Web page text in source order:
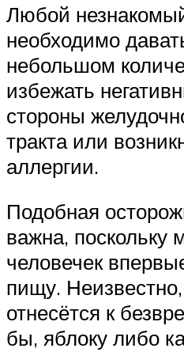
Любой
необходимо
небольшом
избежать
стороны
тракта или
аллергии.
Подобная
важна, поскольку
человечек
пищу. Неизвестно,
отнесётся к
бы, яблоку либо